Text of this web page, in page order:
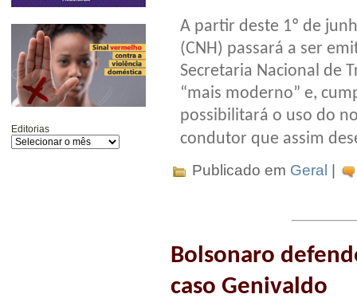
Editorias
A partir deste 1º de
(CNH) passará a ser
Secretaria Nacional de
“mais moderno” e,
possibilitará o uso do
condutor que assim
Publicado em Geral
Bolsonaro
caso Genivaldo